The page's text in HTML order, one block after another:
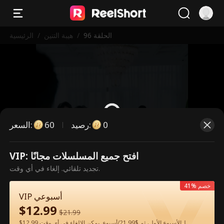
الرئيسية / هيبة التنين / الحلقة 96
هذه حلقة مدفوعة. يرجى فتح القفل
فتح القفل الآن
السعر: 60 رصيد: 0
VIP: افتح جميع المسلسلات مجانًا
تجديد تلقائي. إلغاء في أي وقت.
VIP أسبوعي
$12.99 $21.99
41% خصم